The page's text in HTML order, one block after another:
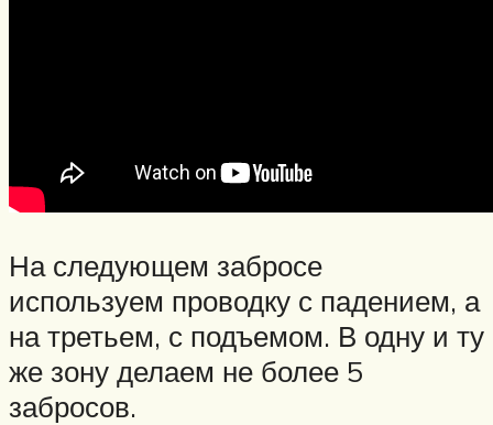
На следующем забросе
используем проводку с падением, а
на третьем, с подъемом. В одну и ту
же зону делаем не более 5
забросов.